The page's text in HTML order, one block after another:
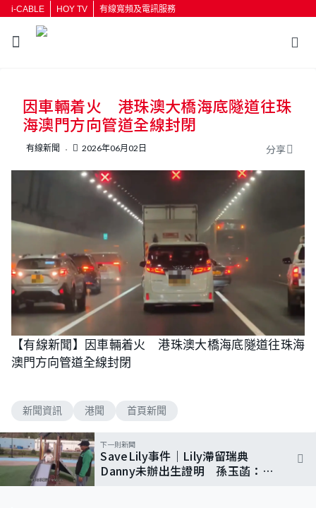
i-CABLE HOY TV 有線寬頻及電訊服務
因車輛着火 港珠澳大橋海底隧道往珠
海澳門方向管道全線封閉
有線新聞 2026年06月02日 分享
【有線新聞】因車輛着火 港珠澳大橋海底隧道往珠海
澳門方向管道全線封閉
新聞資訊 港聞 首頁新聞
下一則新聞
SaveLily事件｜Lily滯留瑞典
Danny未辦出生證明 孫玉菡：爭